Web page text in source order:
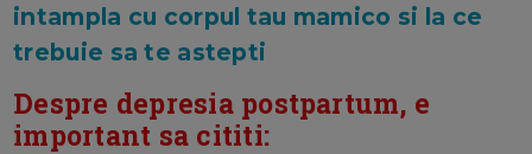
intampla cu corpul tau mamico si la ce
trebuie sa te astepti
Despre depresia postpartum, e
important sa cititi: